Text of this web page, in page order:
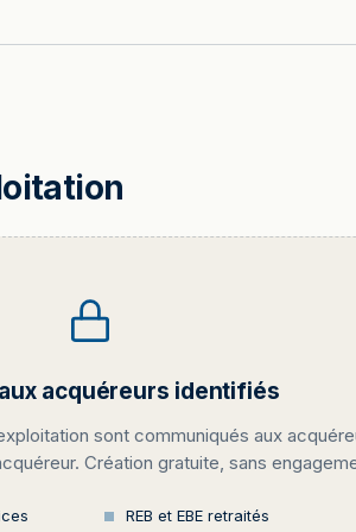
acquéreurs identifiés
sont communiqués aux
Création gratuite, sans
REB et EBE retraités